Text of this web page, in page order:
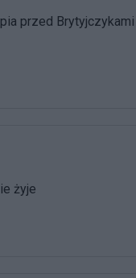
przed
żyje